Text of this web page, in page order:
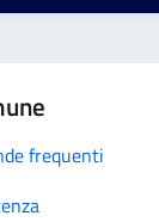
frequenti